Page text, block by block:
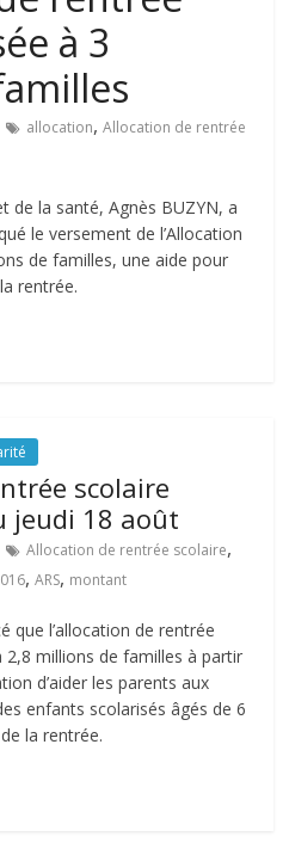
à 3
allocation,Allocation de rentrée
de la santé, Agnès BUZYN, a
le versement de l’Allocation
de familles, une aide pour
rentrée.
scolaire
jeudi 18 août
Allocation de rentrée scolaire,
,ARS, montant
que l’allocation de rentrée
2,8 millions de familles à partir
d’aider les parents aux
enfants scolarisés âgés de 6
la rentrée.